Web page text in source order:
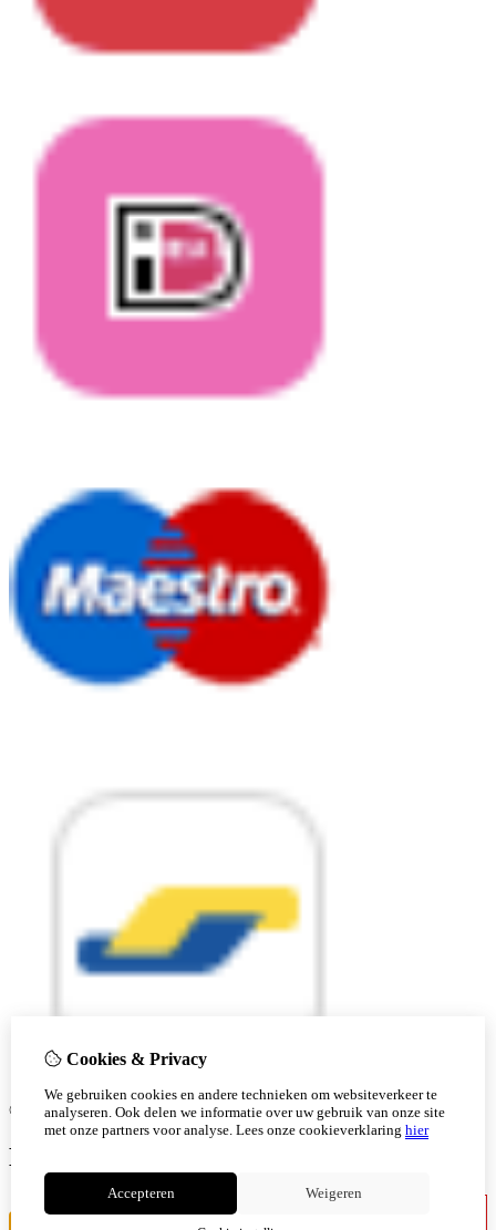
© Copyright 2026 |
Cookies & Privacy
We gebruiken cookies en andere technieken om websiteverkeer te
analyseren. Ook delen we informatie over uw gebruik van onze site
met onze partners voor analyse. Lees onze cookieverklaring hier
Accepteren Weigeren
Ben je 18 of ouder?